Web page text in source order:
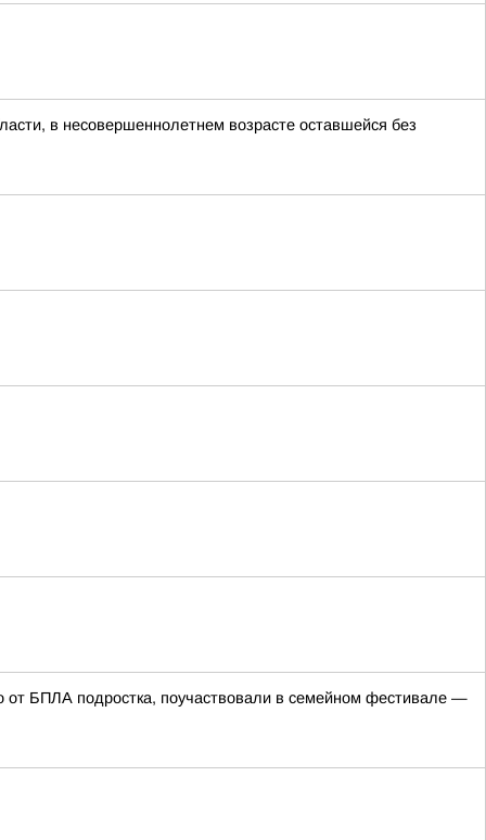
в несовершеннолетнем возрасте оставшейся без
от БПЛА подростка, поучаствовали в семейном фестивале —